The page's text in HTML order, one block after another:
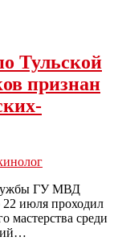
Тульской
признан
ГУ МВД
22 июля проходил
мастерства среди